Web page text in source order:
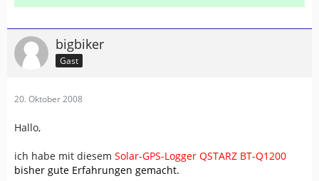
bigbiker
Gast
20. Oktober 2008
Hallo,
ich habe mit diesem Solar-GPS-Logger QSTARZ BT-Q1200
bisher gute Erfahrungen gemacht.